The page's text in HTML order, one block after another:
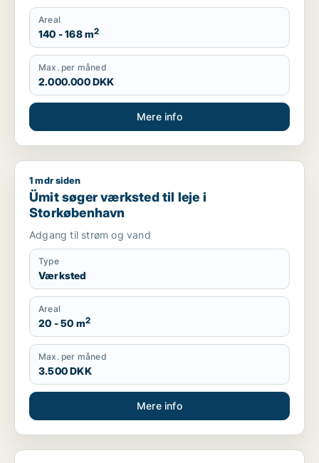
Areal
140 - 168 m2
Max. per måned
2.000.000 DKK
Mere info
Ümit søger værksted til leje i Storkøbenhavn
1 mdr siden
Ümit søger værksted til leje i
Storkøbenhavn
Adgang til strøm og vand
Type
Værksted
Areal
20 - 50 m2
Max. per måned
3.500 DKK
Mere info